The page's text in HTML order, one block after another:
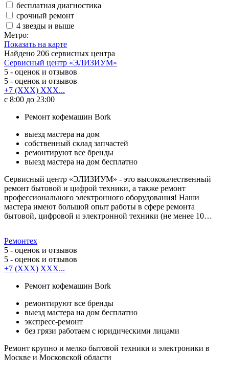
бесплатная диагностика
срочный ремонт
4 звезды и выше
Метро:
Показать на карте
Найдено 206 сервисных центра
Сервисный центр «ЭЛИЗИУМ»
5 - оценок и отзывов
5 - оценок и отзывов
+7 (XXX) XXX...
с 8:00 до 23:00
Ремонт кофемашин Bork
выезд мастера на дом
собственный склад запчастей
ремонтируют все бренды
выезд мастера на дом бесплатно
Сервисный центр «ЭЛИЗИУМ» - это высококачественный
ремонт бытовой и цифрой техники, а также ремонт
профессионального электронного оборудования! Наши
мастера имеют большой опыт работы в сфере ремонта
бытовой, цифровой и электронной техники (не менее 10…
Ремонтех
5 - оценок и отзывов
5 - оценок и отзывов
+7 (XXX) XXX...
Ремонт кофемашин Bork
ремонтируют все бренды
выезд мастера на дом бесплатно
экспресс-ремонт
без грязи работаем с юридическими лицами
Ремонт крупно и мелко бытовой техники и электроники в
Москве и Московской области